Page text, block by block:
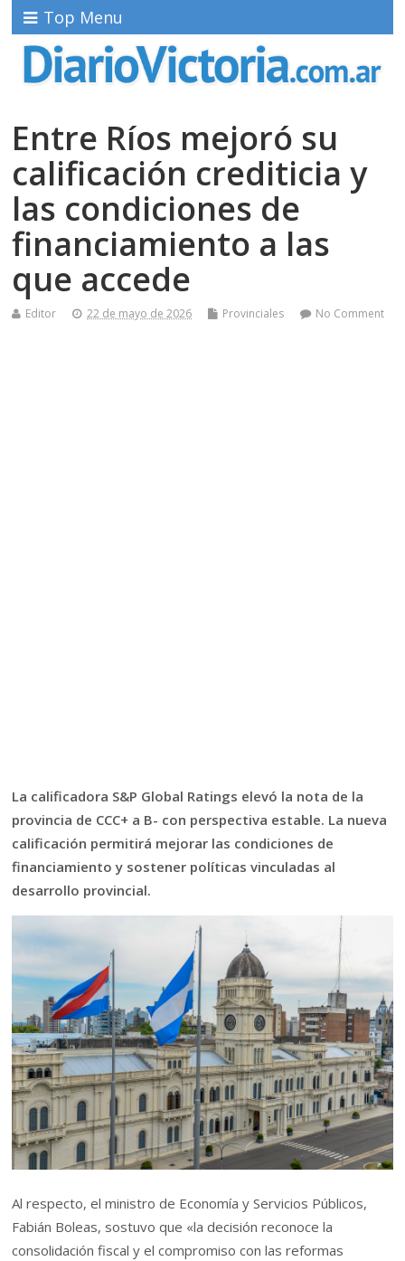
Top Menu
Entre Ríos mejoró su
calificación crediticia y
las condiciones de
financiamiento a las
que accede
Editor 22 de mayo de 2026 Provinciales No Comment
La calificadora S&P Global Ratings elevó la nota de la
provincia de CCC+ a B- con perspectiva estable. La nueva
calificación permitirá mejorar las condiciones de
financiamiento y sostener políticas vinculadas al
desarrollo provincial.
Al respecto, el ministro de Economía y Servicios Públicos,
Fabián Boleas, sostuvo que «la decisión reconoce la
consolidación fiscal y el compromiso con las reformas